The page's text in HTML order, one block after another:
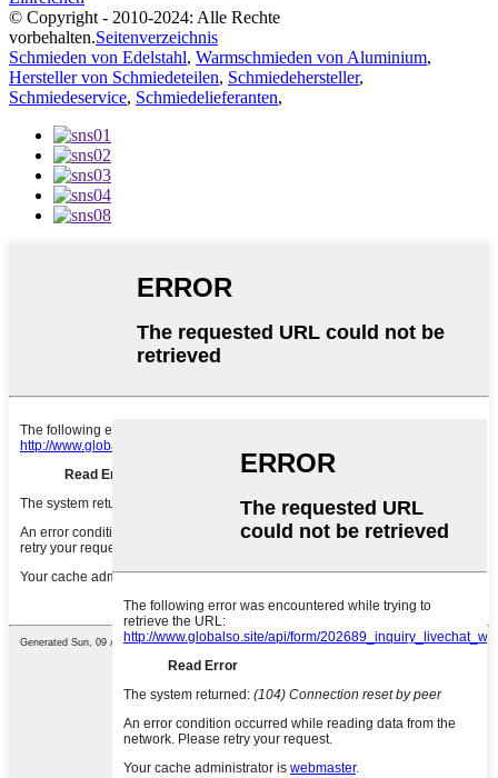
© Copyright - 2010-2024: Alle Rechte
vorbehalten.Seitenverzeichnis
Schmieden von Edelstahl, Warmschmieden von Aluminium,
Hersteller von Schmiedeteilen, Schmiedehersteller,
Schmiedeservice, Schmiedelieferanten,